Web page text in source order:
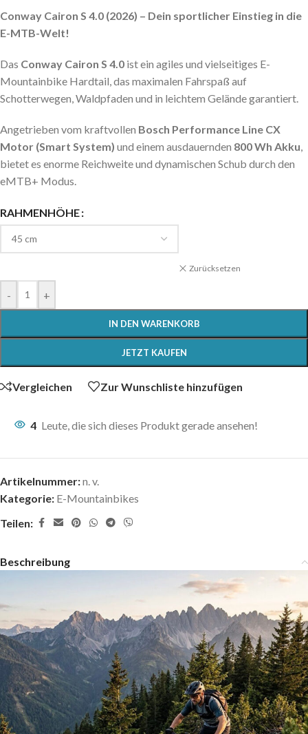
Conway Cairon S 4.0 (2026) – Dein sportlicher Einstieg in die
E-MTB-Welt!
Das Conway Cairon S 4.0 ist ein agiles und vielseitiges E-
Mountainbike Hardtail, das maximalen Fahrspaß auf
Schotterwegen, Waldpfaden und in leichtem Gelände garantiert.
Angetrieben vom kraftvollen Bosch Performance Line CX
Motor (Smart System) und einem ausdauernden 800 Wh Akku,
bietet es enorme Reichweite und dynamischen Schub durch den
eMTB+ Modus.
RAHMENHÖHE
Zurücksetzen
- +
IN DEN WARENKORB
JETZT KAUFEN
Vergleichen Zur Wunschliste hinzufügen
4 Leute, die sich dieses Produkt gerade ansehen!
Artikelnummer:n. v.
Kategorie: E-Mountainbikes
Teilen:
Beschreibung